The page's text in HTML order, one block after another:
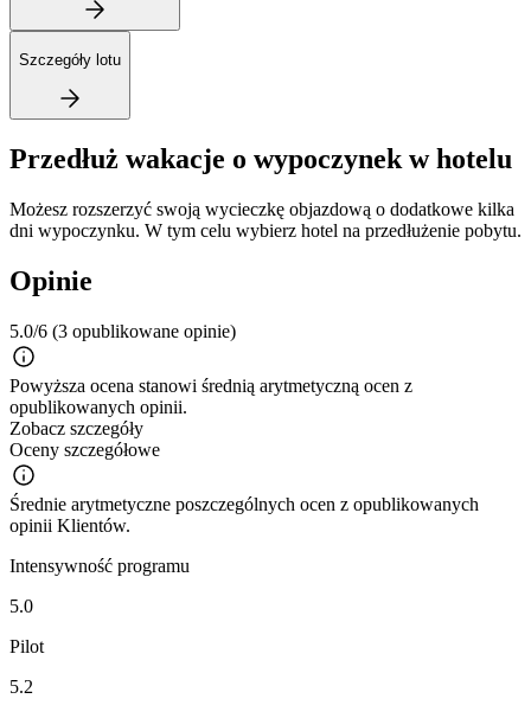
Szczegóły lotu
Przedłuż wakacje o wypoczynek w hotelu
Możesz rozszerzyć swoją wycieczkę objazdową o dodatkowe kilka
dni wypoczynku. W tym celu wybierz hotel na przedłużenie pobytu.
Opinie
5.0/6 (3 opublikowane opinie)
Powyższa ocena stanowi średnią arytmetyczną ocen z
opublikowanych opinii.
Zobacz szczegóły
Oceny szczegółowe
Średnie arytmetyczne poszczególnych ocen z opublikowanych
opinii Klientów.
Intensywność programu
5.0
Pilot
5.2